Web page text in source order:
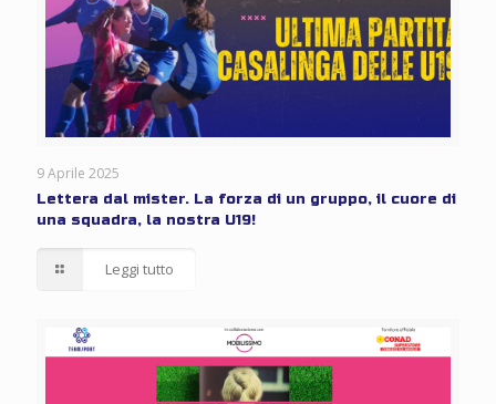
9 Aprile 2025
Lettera dal mister. La forza di un gruppo, il cuore di
una squadra, la nostra U19!
Leggi tutto